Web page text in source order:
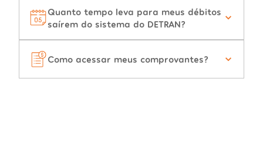
Quanto tempo leva para meus débitos
saírem do sistema do DETRAN?
Como acessar meus comprovantes?